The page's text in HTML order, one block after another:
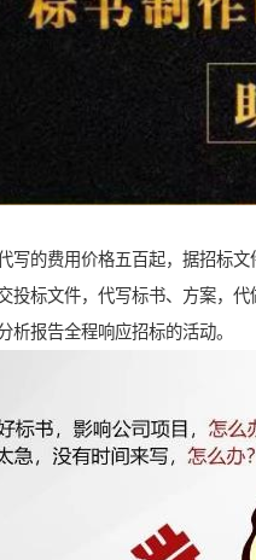
写的费用价格五百起，据招标文
投标文件，代写标书、方案，代
析报告全程响应招标的活动。